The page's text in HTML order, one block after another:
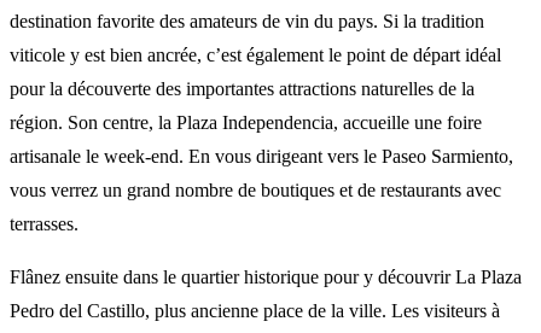
destination favorite des amateurs de vin du pays. Si la tradition
viticole y est bien ancrée, c’est également le point de départ idéal
pour la découverte des importantes attractions naturelles de la
région. Son centre, la Plaza Independencia, accueille une foire
artisanale le week-end. En vous dirigeant vers le Paseo Sarmiento,
vous verrez un grand nombre de boutiques et de restaurants avec
terrasses.
Flânez ensuite dans le quartier historique pour y découvrir La Plaza
Pedro del Castillo, plus ancienne place de la ville. Les visiteurs à